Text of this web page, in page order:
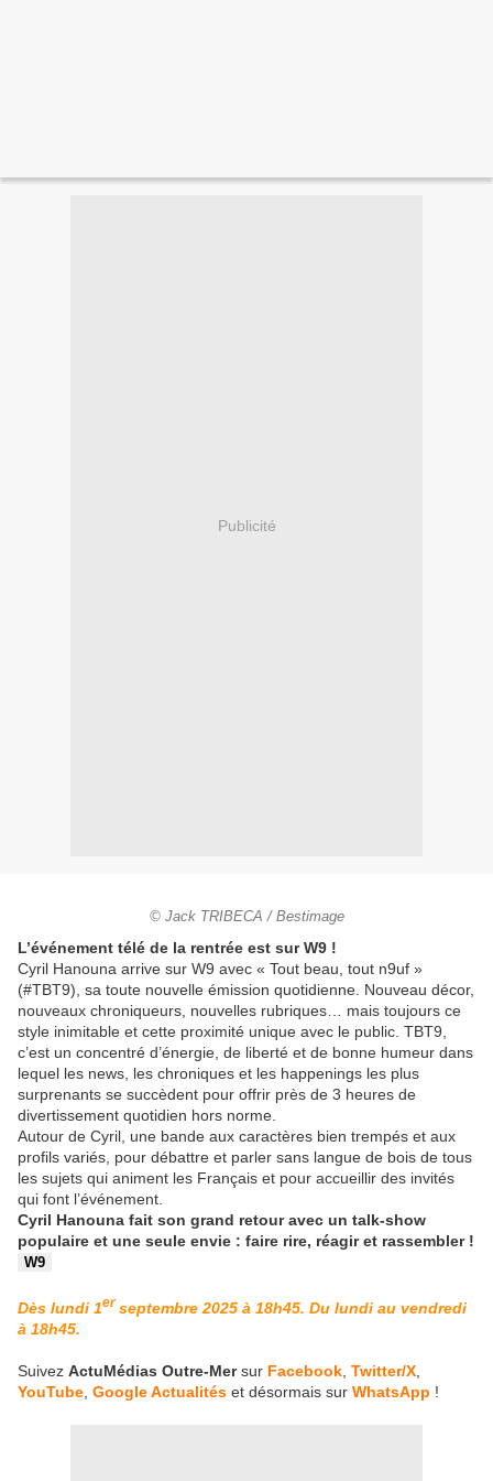
Publicité
© Jack TRIBECA / Bestimage
L’événement télé de la rentrée est sur W9 !
Cyril Hanouna arrive sur W9 avec « Tout beau, tout n9uf »
(#TBT9), sa toute nouvelle émission quotidienne. Nouveau décor,
nouveaux chroniqueurs, nouvelles rubriques… mais toujours ce
style inimitable et cette proximité unique avec le public. TBT9,
c’est un concentré d’énergie, de liberté et de bonne humeur dans
lequel les news, les chroniques et les happenings les plus
surprenants se succèdent pour offrir près de 3 heures de
divertissement quotidien hors norme.
Autour de Cyril, une bande aux caractères bien trempés et aux
profils variés, pour débattre et parler sans langue de bois de tous
les sujets qui animent les Français et pour accueillir des invités
qui font l’événement.
Cyril Hanouna fait son grand retour avec un talk-show
populaire et une seule envie : faire rire, réagir et rassembler !
W9
Dès lundi 1erseptembre 2025 à 18h45. Du lundi au vendredi
à 18h45.
Suivez ActuMédias Outre-Mersur Facebook Twitter/X
YouTube Google Actualités et désormais sur WhatsApp !